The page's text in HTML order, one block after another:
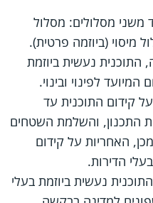
משני מסלולים: מסלול
מיסוי (ביוזמה פרטית).
התוכנית נעשית ביוזמת
לפינוי ובינוי.
קידום התוכנית עד
התכנון, והשלמת השטחים
האחריות על קידום
הדירות.
נעשית ביוזמת בעלי